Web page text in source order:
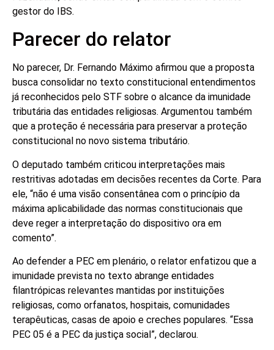
gestor do IBS.
Parecer do relator
No parecer, Dr. Fernando Máximo afirmou que a proposta
busca consolidar no texto constitucional entendimentos
já reconhecidos pelo STF sobre o alcance da imunidade
tributária das entidades religiosas. Argumentou também
que a proteção é necessária para preservar a proteção
constitucional no novo sistema tributário.
O deputado também criticou interpretações mais
restritivas adotadas em decisões recentes da Corte. Para
ele, “não é uma visão consentânea com o princípio da
máxima aplicabilidade das normas constitucionais que
deve reger a interpretação do dispositivo ora em
comento”.
Ao defender a PEC em plenário, o relator enfatizou que a
imunidade prevista no texto abrange entidades
filantrópicas relevantes mantidas por instituições
religiosas, como orfanatos, hospitais, comunidades
terapêuticas, casas de apoio e creches populares. “Essa
PEC 05 é a PEC da justiça social”, declarou.